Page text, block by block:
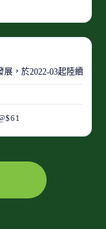
，於2022-03起陸續入